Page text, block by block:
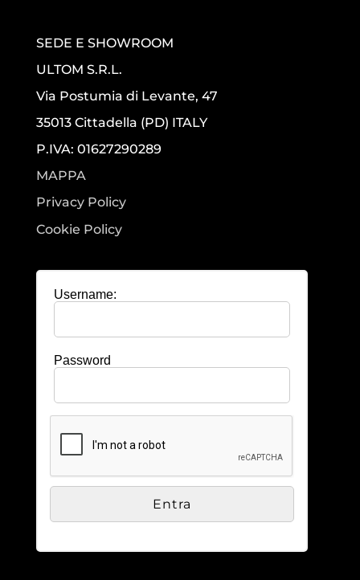
SEDE E SHOWROOM
ULTOM S.R.L.
Via Postumia di Levante, 47
35013 Cittadella (PD) ITALY
P.IVA: 01627290289
MAPPA
Privacy Policy
Cookie Policy
Username:
Password